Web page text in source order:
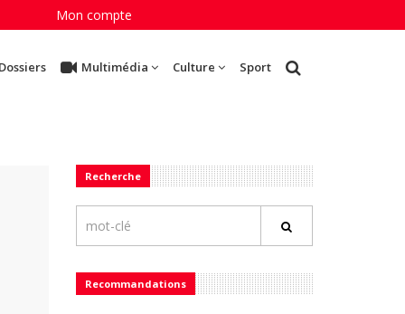
Mon compte
Multimédia Culture Sport
Recherche
Recommandations